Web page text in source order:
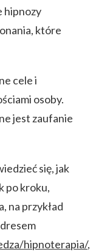
hipnozy
które
cele i
osoby.
jest zaufanie
się, jak
po kroku,
na przykład
hipnoterapia/,